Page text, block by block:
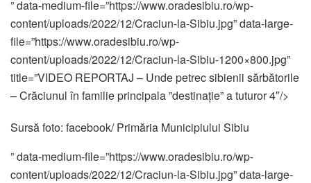
” data-medium-file=”https://www.oradesibiu.ro/wp-
content/uploads/2022/12/Craciun-la-Sibiu.jpg” data-large-
file=”https://www.oradesibiu.ro/wp-
content/uploads/2022/12/Craciun-la-Sibiu-1200×800.jpg”
title=”VIDEO REPORTAJ – Unde petrec sibienii sărbătorile
– Crăciunul în familie principala ”destinație” a tuturor 4″/>
Sursă foto: facebook/ Primăria Municipiului Sibiu
” data-medium-file=”https://www.oradesibiu.ro/wp-
content/uploads/2022/12/Craciun-la-Sibiu.jpg” data-large-